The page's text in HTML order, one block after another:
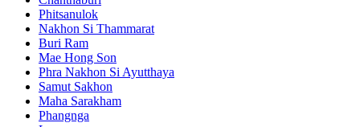
Phitsanulok
Nakhon Si Thammarat
Buri Ram
Mae Hong Son
Phra Nakhon Si Ayutthaya
Samut Sakhon
Maha Sarakham
Phangnga